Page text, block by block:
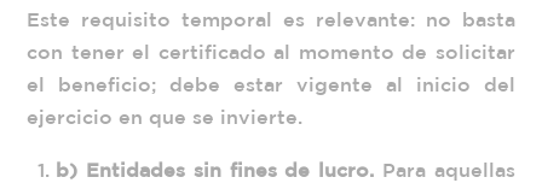
Este requisito temporal es relevante: no basta
con tener el certificado al momento de solicitar
el beneficio; debe estar vigente al inicio del
ejercicio en que se invierte.
b) Entidades sin fines de lucro. Para aquellas